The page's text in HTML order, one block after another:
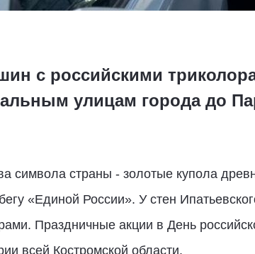
с российскими
улицам города до
символа страны - золотые купола
«Единой России». У стен
Праздничные акции в День
всей Костромской области.